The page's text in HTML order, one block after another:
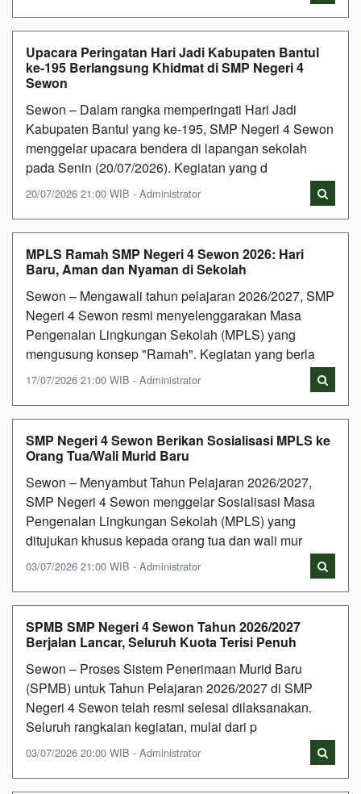
Upacara Peringatan Hari Jadi Kabupaten Bantul
ke-195 Berlangsung Khidmat di SMP Negeri 4
Sewon
Sewon – Dalam rangka memperingati Hari Jadi
Kabupaten Bantul yang ke-195, SMP Negeri 4 Sewon
menggelar upacara bendera di lapangan sekolah
pada Senin (20/07/2026). Kegiatan yang d
20/07/2026 21:00 WIB - Administrator
MPLS Ramah SMP Negeri 4 Sewon 2026: Hari
Baru, Aman dan Nyaman di Sekolah
Sewon – Mengawali tahun pelajaran 2026/2027, SMP
Negeri 4 Sewon resmi menyelenggarakan Masa
Pengenalan Lingkungan Sekolah (MPLS) yang
mengusung konsep "Ramah". Kegiatan yang berla
17/07/2026 21:00 WIB - Administrator
SMP Negeri 4 Sewon Berikan Sosialisasi MPLS ke
Orang Tua/Wali Murid Baru
Sewon – Menyambut Tahun Pelajaran 2026/2027,
SMP Negeri 4 Sewon menggelar Sosialisasi Masa
Pengenalan Lingkungan Sekolah (MPLS) yang
ditujukan khusus kepada orang tua dan wali mur
03/07/2026 21:00 WIB - Administrator
SPMB SMP Negeri 4 Sewon Tahun 2026/2027
Berjalan Lancar, Seluruh Kuota Terisi Penuh
Sewon – Proses Sistem Penerimaan Murid Baru
(SPMB) untuk Tahun Pelajaran 2026/2027 di SMP
Negeri 4 Sewon telah resmi selesai dilaksanakan.
Seluruh rangkaian kegiatan, mulai dari p
03/07/2026 20:00 WIB - Administrator